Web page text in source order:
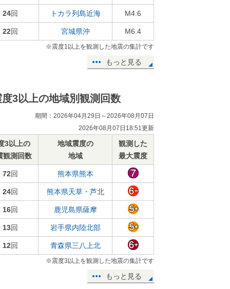
24回 トカラ列島近海 M4.6
22回 宮城県沖 M6.4
※震度1以上を観測した地震の集計です
もっと見る
度3以上の地域別観測回数
期間：2026年04月29日～2026年08月07日
2026年08月07日18:51更新
3以上の
観測回数
地域震度の
地域
観測した
最大震度
72回 熊本県熊本
24回 熊本県天草・芦北
16回 鹿児島県薩摩
13回 岩手県内陸北部
12回 青森県三八上北
※震度3以上を観測した地震の集計です
もっと見る